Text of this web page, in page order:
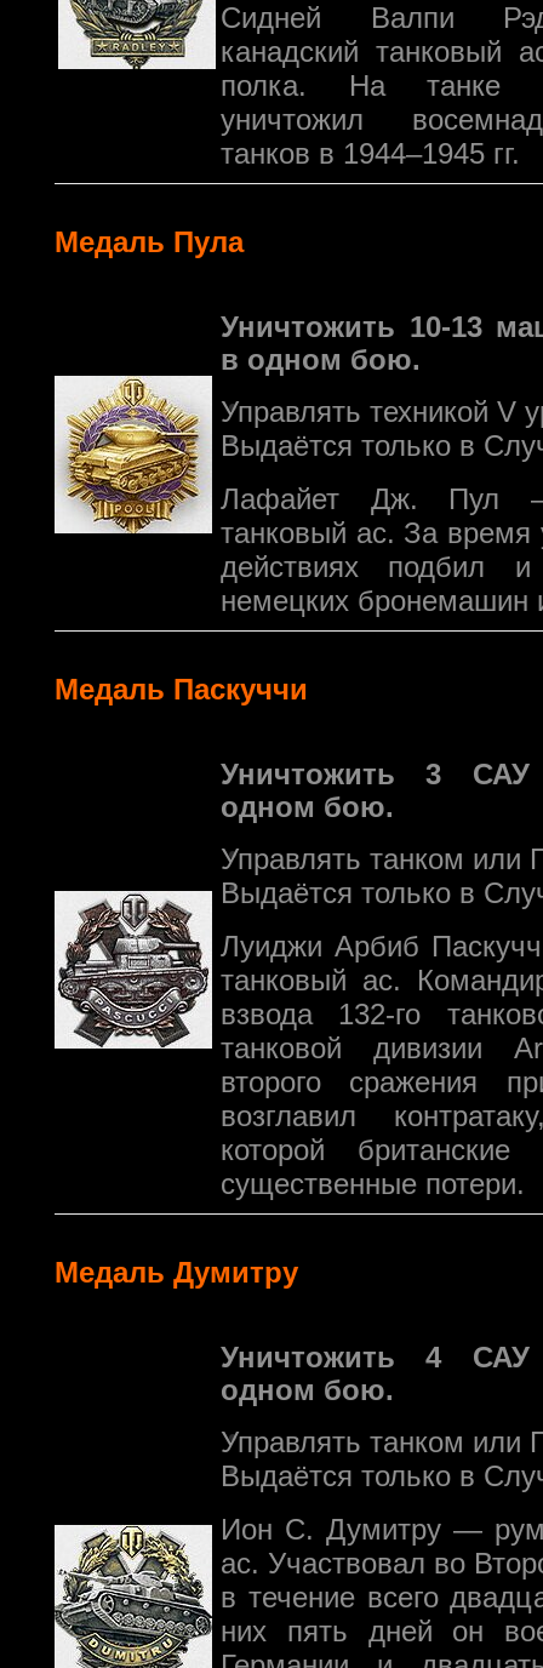
Сидней Валпи
канадский танковый
полка. На танке
уничтожил
танков в 1944–1945 гг.
Медаль Пула
Уничтожить 10-13
в одном бою.
Управлять техникой V
Выдаётся только в
Лафайет Дж. Пул —
танковый ас. За время
действиях подбил
немецких бронемашин
Медаль Паскуччи
Уничтожить 3 САУ
одном бою.
Управлять танком или
Выдаётся только в
Луиджи Арбиб
танковый ас.
взвода 132-го
танковой дивизии
второго сражения
возглавил
которой
существенные потери.
Медаль Думитру
Уничтожить 4 САУ
одном бою.
Управлять танком или
Выдаётся только в
Ион С. Думитру —
ас. Участвовал во
в течение всего
них пять дней он